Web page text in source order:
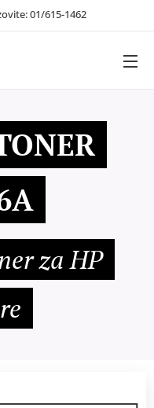
01/615-1462
za HP